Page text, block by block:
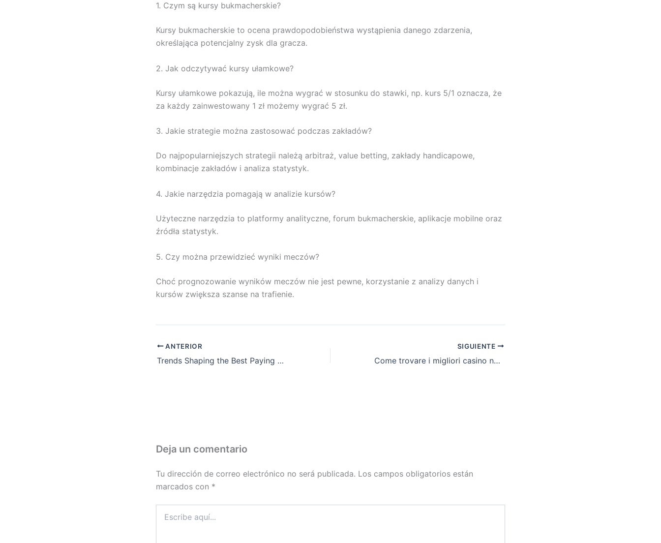
1. Czym są kursy bukmacherskie?
Kursy bukmacherskie to ocena prawdopodobieństwa wystąpienia danego zdarzenia,
określająca potencjalny zysk dla gracza.
2. Jak odczytywać kursy ułamkowe?
Kursy ułamkowe pokazują, ile można wygrać w stosunku do stawki, np. kurs 5/1 oznacza, że
za każdy zainwestowany 1 zł możemy wygrać 5 zł.
3. Jakie strategie można zastosować podczas zakładów?
Do najpopularniejszych strategii należą arbitraż, value betting, zakłady handicapowe,
kombinacje zakładów i analiza statystyk.
4. Jakie narzędzia pomagają w analizie kursów?
Użyteczne narzędzia to platformy analityczne, forum bukmacherskie, aplikacje mobilne oraz
źródła statystyk.
5. Czy można przewidzieć wyniki meczów?
Choć prognozowanie wyników meczów nie jest pewne, korzystanie z analizy danych i
kursów zwiększa szanse na trafienie.
ANTERIOR
Trends Shaping the Best Paying Online Casinos Canada Market
SIGUIENTE
Come trovare i migliori casino non AAMS con bonus
Deja un comentario
Tu dirección de correo electrónico no será publicada. Los campos obligatorios están
marcados con *
aquí...